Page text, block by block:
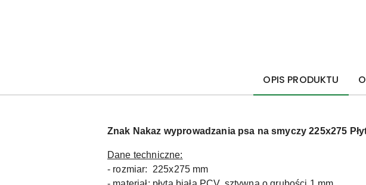
OPIS PRODUKTU
Znak Nakaz wyprowadzania psa na smyczy 225x275
Dane techniczne:
- rozmiar: 225x275 mm